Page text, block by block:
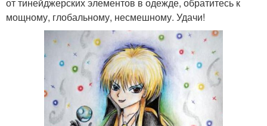
мощному, глобальному, несмешному. Удачи!